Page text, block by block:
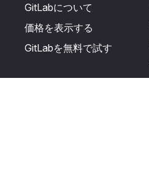
GitLabについて
価格を表示する
GitLabを無料で試す